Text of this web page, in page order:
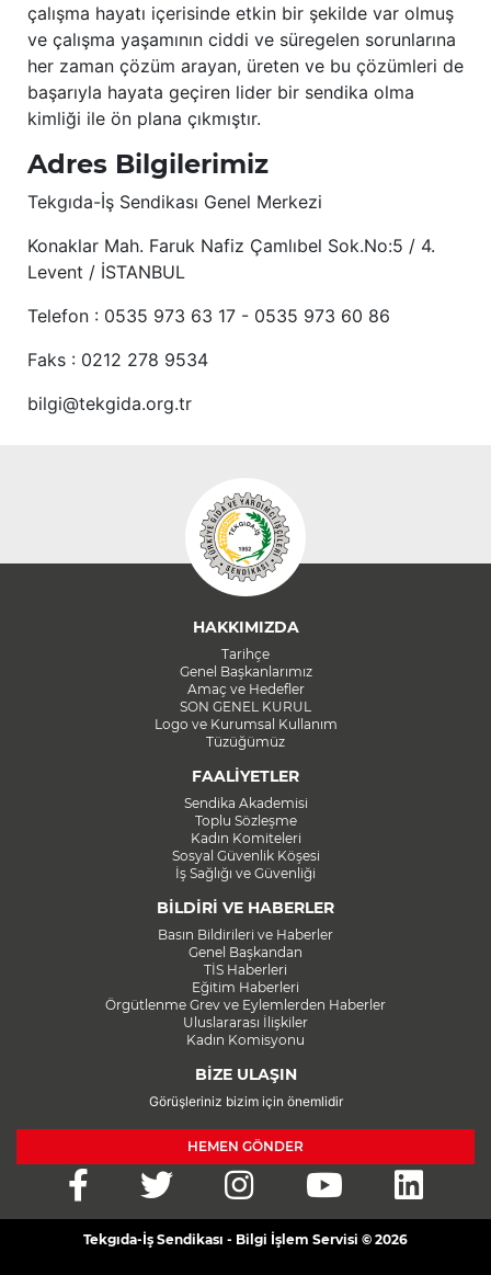
çalışma hayatı içerisinde etkin bir şekilde var olmuş
ve çalışma yaşamının ciddi ve süregelen sorunlarına
her zaman çözüm arayan, üreten ve bu çözümleri de
başarıyla hayata geçiren lider bir sendika olma
kimliği ile ön plana çıkmıştır.
Adres Bilgilerimiz
Tekgıda-İş Sendikası Genel Merkezi
Konaklar Mah. Faruk Nafiz Çamlıbel Sok.No:5 / 4.
Levent / İSTANBUL
Telefon : 0535 973 63 17 - 0535 973 60 86
Faks : 0212 278 9534
bilgi@tekgida.org.tr
HAKKIMIZDA
Tarihçe
Genel Başkanlarımız
Amaç ve Hedefler
SON GENEL KURUL
Logo ve Kurumsal Kullanım
Tüzüğümüz
FAALİYETLER
Sendika Akademisi
Toplu Sözleşme
Kadın Komiteleri
Sosyal Güvenlik Köşesi
İş Sağlığı ve Güvenliği
BİLDİRİ VE HABERLER
Basın Bildirileri ve Haberler
Genel Başkandan
TİS Haberleri
Eğitim Haberleri
Örgütlenme Grev ve Eylemlerden Haberler
Uluslararası İlişkiler
Kadın Komisyonu
BİZE ULAŞIN
Görüşleriniz bizim için önemlidir
HEMEN GÖNDER
Tekgıda-İş Sendikası - Bilgi İşlem Servisi © 2026